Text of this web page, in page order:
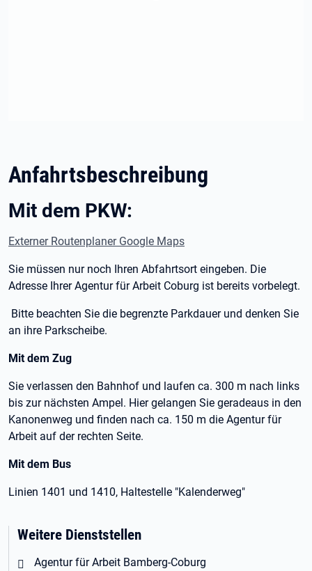
Anfahrtsbeschreibung
Mit dem PKW:
Externer Routenplaner Google Maps
Sie müssen nur noch Ihren Abfahrtsort eingeben. Die
Adresse Ihrer Agentur für Arbeit Coburg ist bereits vorbelegt.
Bitte beachten Sie die begrenzte Parkdauer und denken Sie
an ihre Parkscheibe.
Mit dem Zug
Sie verlassen den Bahnhof und laufen ca. 300 m nach links
bis zur nächsten Ampel. Hier gelangen Sie geradeaus in den
Kanonenweg und finden nach ca. 150 m die Agentur für
Arbeit auf der rechten Seite.
Mit dem Bus
Linien 1401 und 1410, Haltestelle "Kalenderweg"
Weitere Dienststellen
Agentur für Arbeit Bamberg-Coburg